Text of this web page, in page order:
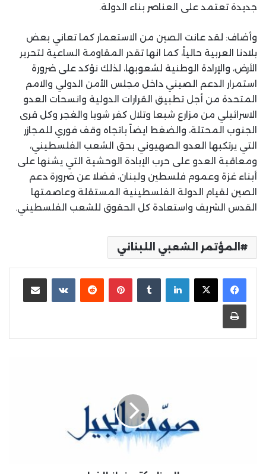
جديدة تعتمد على العناصر بناء الدولة.
وأضاف: لقد عانت الصين من الاستعمار كما تعاني بعض
بلادنا العربية حالياً، كما انها تقدر المقاومة الساعية لتحرير
الأرض، والإرادة الوطنية لشعوبها، لذلك نؤكد على ضرورة
استمرار الدعم الصيني داخل مجلس الأمن الدولي والامم
المتحدة من أجل تطبيق القرارات الدولية وانسحات العدو
الاسرائيلي من مزارع شبعا وتلال كفر شوبا والغجر وكل قرى
الجنوب المحتلة، والضغط ايضاً باتجاه وقف فوري للمجازر
التي يرتكبها العدو الصهيوني بحق الشعب الفلسطيني،
ومعاقبة العدو على حرب الإبادة الوحشية التي يشنها على
أبناء غزة وعموم فلسطين ولبنان، فضلا عن ضرورة دعم
الصين لقيام الدولة الفلسطينية المستقلة وعاصمتها
القدس الشريف واستعادة كل الحقوق للشعب الفلسطيني.
المؤتمر الشعبي اللبناني
لينكدإن بينتيريست مشاركة عبر البريد
طباعة